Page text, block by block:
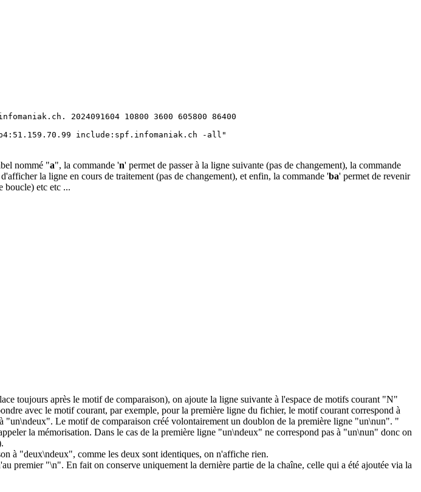
2024091604 10800 3600 605800 86400
include:spf.infomaniak.ch -all"
nommé "a", la commande 'n' permet de passer à la ligne suivante (pas de changement), la commande
la ligne en cours de traitement (pas de changement), et enfin, la commande 'ba' permet de revenir
boucle) etc etc ...
toujours après le motif de comparaison), on ajoute la ligne suivante à l'espace de motifs courant "N"
avec le motif courant, par exemple, pour la première ligne du fichier, le motif courant correspond à
Le motif de comparaison créé volontairement un doublon de la première ligne "un\nun". "
la mémorisation. Dans le cas de la première ligne "un\ndeux" ne correspond pas à "un\nun" donc on
à "deux\ndeux", comme les deux sont identiques, on n'affiche rien.
premier "\n". En fait on conserve uniquement la dernière partie de la chaîne, celle qui a été ajoutée via la